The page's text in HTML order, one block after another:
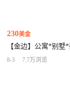
230美金
【金边】公寓*别墅
*排屋*商铺*写字楼~
8-3 7.7万浏览